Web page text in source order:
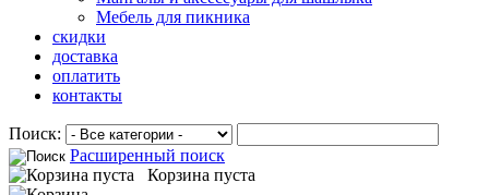
Мебель для пикника
скидки
доставка
оплатить
контакты
Поиск:
Расширенный поиск
Корзина пуста